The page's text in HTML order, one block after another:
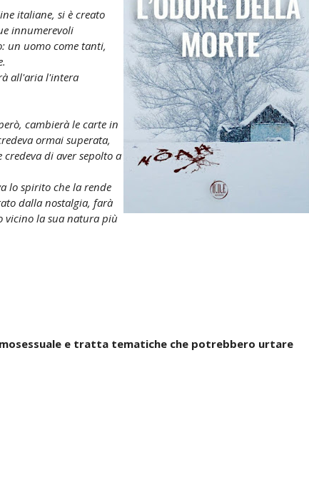
italiane, si è creato
innumerevoli
un uomo come tanti,
all'aria l'intera
cambierà le carte in
ormai superata,
di aver sepolto a
lo spirito che la rende
dalla nostalgia, farà
vicino la sua natura più
e tratta tematiche che potrebbero urtare